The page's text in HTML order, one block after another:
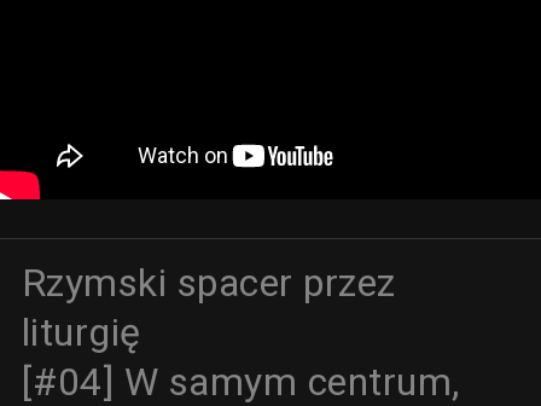
Rzymski spacer przez
liturgię
[#04] W samym centrum,